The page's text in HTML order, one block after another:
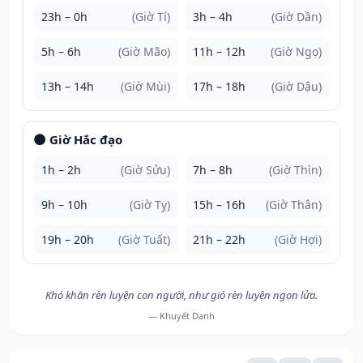
23h – 0h (Giờ Tí) 3h – 4h (Giờ Dần)
5h – 6h (Giờ Mão) 11h – 12h (Giờ Ngọ)
13h – 14h (Giờ Mùi) 17h – 18h (Giờ Dậu)
🌑 Giờ Hắc đạo
1h – 2h (Giờ Sửu) 7h – 8h (Giờ Thìn)
9h – 10h (Giờ Tỵ) 15h – 16h (Giờ Thân)
19h – 20h (Giờ Tuất) 21h – 22h (Giờ Hợi)
Khó khăn rèn luyện con người, như gió rèn luyện ngọn lửa.
— Khuyết Danh